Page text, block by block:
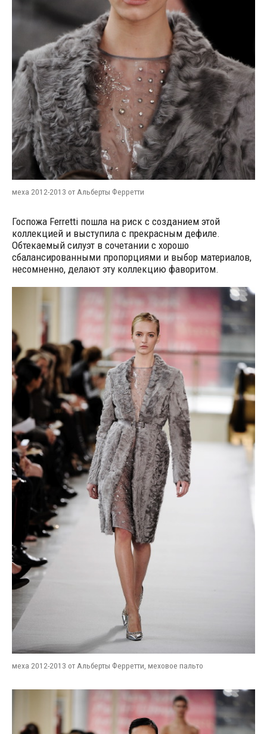
меха 2012-2013 от Альберты Ферретти
Госпожа Ferretti пошла на риск с созданием этой
коллекцией и выступила с прекрасным дефиле.
Обтекаемый силуэт в сочетании с хорошо
сбалансированными пропорциями и выбор материалов,
несомненно, делают эту коллекцию фаворитом.
меха 2012-2013 от Альберты Ферретти, меховое пальто